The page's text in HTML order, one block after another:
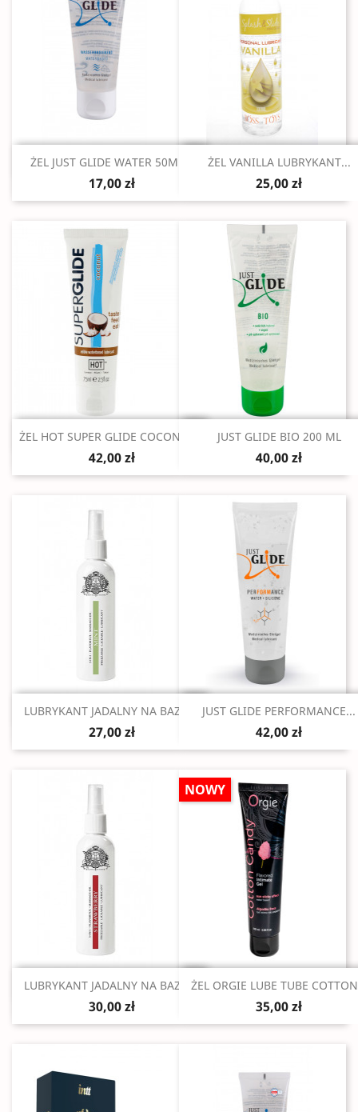
Szybki podgląd
ŻEL JUST GLIDE WATER 50ML...
17,00 zł
Szybki podgląd
ŻEL VANILLA LUBRYKANT...
25,00 zł
Szybki podgląd
ŻEL HOT SUPER GLIDE COCONUT...
42,00 zł
Szybki podgląd
JUST GLIDE BIO 200 ML
40,00 zł
Szybki podgląd
LUBRYKANT JADALNY NA BAZIE...
27,00 zł
Szybki podgląd
JUST GLIDE PERFORMANCE...
42,00 zł
Szybki podgląd
LUBRYKANT JADALNY NA BAZIE...
30,00 zł
Szybki podgląd
ŻEL ORGIE LUBE TUBE
35,00 zł
NOWY